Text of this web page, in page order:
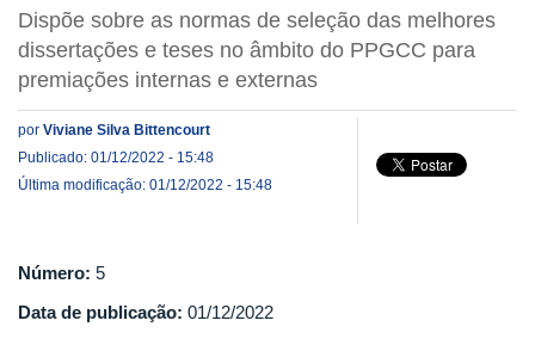
Dispõe sobre as normas de seleção das melhores
dissertações e teses no âmbito do PPGCC para
premiações internas e externas
por Viviane Silva Bittencourt
Publicado: 01/12/2022 - 15:48
Última modificação: 01/12/2022 - 15:48
Número: 5
Data de publicação: 01/12/2022